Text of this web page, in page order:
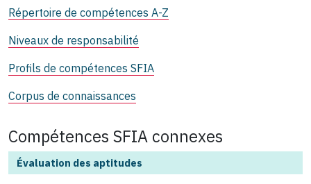
Répertoire de compétences A-Z
Niveaux de responsabilité
Profils de compétences SFIA
Corpus de connaissances
Compétences SFIA connexes
Évaluation des aptitudes